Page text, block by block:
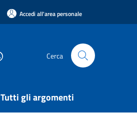
Accedi all'area personale
Cerca
Tutti gli argomenti